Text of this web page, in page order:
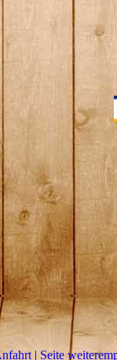
| Seite